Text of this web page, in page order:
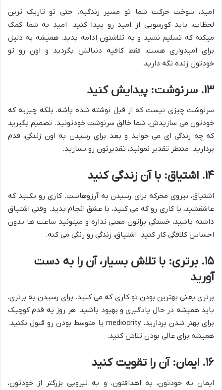
امید، سوخت حرکت شما تو مسیر زندگیه. حتی تو تاریک ترین
لحظات، باید کورسویی از امید رو پیدا کنید. امید به شما کمک
میکنه که تسلیم نشید و به تلاشتون ادامه بدید. همیشه یه دلیل
برای امیدواری هست، فقط کافیه دنبالش بگردید و اون رو تو
خودتون زنده نگه دارید.
۱۳. سرنوشت: پیدایش کنید
سرنوشت چیزی نیست که از قبل نوشته شده باشه، بلکه چیزیه که
خودتون می سازیدش. شما خالق سرنوشت خودتونید. تصمیم بگیرید
که چه زندگی ای می خواید و بعد برای رسیدن به اون زندگی، قدم
بردارید. منتظر تقدیر نمونید، تقدیرتون رو بسازید.
۱۴. اشتیاق: با آن زندگی کنید
اشتیاق، نیروی محرکه برای رسیدن به آرزوهاست. کاری رو بکنید که
عاشقشید، یا کاری رو که می کنید، با عشق انجام بدید. وقتی اشتیاق
داشته باشید، خستگی براتون معنی نداره و میتونید ساعت ها بدون
احساس کلافگی کار کنید. اشتیاق، زندگی رو رنگی می کنه.
۱۵. برتری: با تلاش بسیار، آن را به دست
آورید
برتری یعنی بهترین بودن تو کاری که می کنید. برای رسیدن به برتری،
باید همیشه در حال یادگیری و بهبود باشید. هر روز یه قدم کوچیک
برای بهتر شدن بردارید. mediocrity یا متوسط بودن رو قبول نکنید.
همیشه برای عالی بودن تلاش کنید.
۱۶. ایمان: آن را تقویت کنید
ایمان به خودتون، به اهدافتون، و به نیرویی بزرگتر از خودتون،